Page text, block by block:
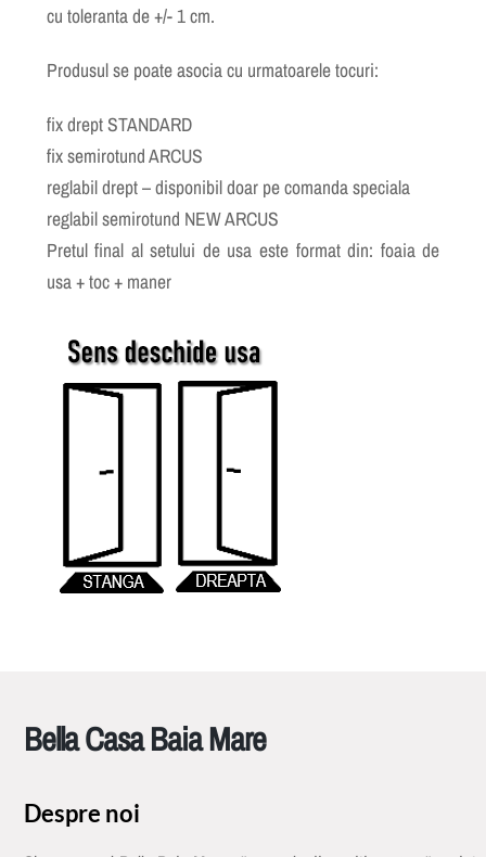
cu toleranta de +/- 1 cm.
Produsul se poate asocia cu urmatoarele tocuri:
fix drept STANDARD
fix semirotund ARCUS
reglabil drept – disponibil doar pe comanda speciala
reglabil semirotund NEW ARCUS
Pretul final al setului de usa este format din: foaia de
usa + toc + maner
Bella Casa Baia Mare
Despre noi